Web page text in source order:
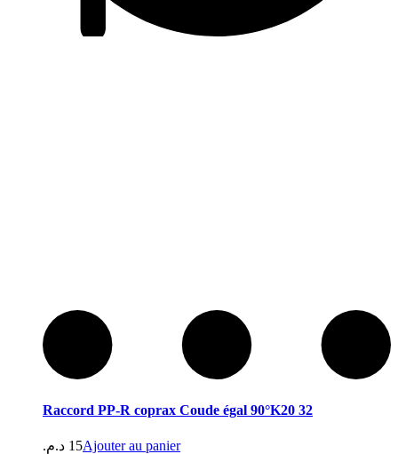
Raccord PP-R coprax Coude égal 90°K20 32
15 د.م. Ajouter au panier